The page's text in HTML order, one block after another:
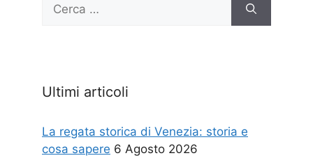
per:
Ultimi articoli
La regata storica di Venezia: storia e
cosa sapere 6 Agosto 2026